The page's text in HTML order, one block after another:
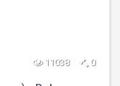
11038 0